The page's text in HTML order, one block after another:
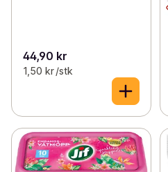
44,90 kr
1,50 kr /stk